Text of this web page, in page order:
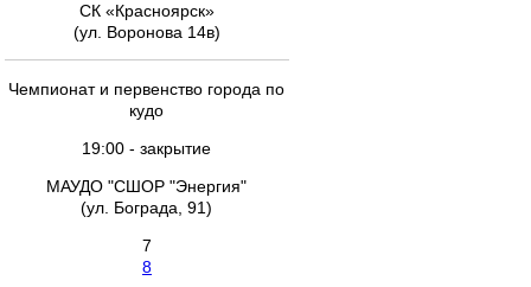
СК «Красноярск»
(ул. Воронова 14в)
Чемпионат и первенство города по
кудо
19:00 - закрытие
МАУДО "СШОР "Энергия"
(ул. Бограда, 91)
7
8